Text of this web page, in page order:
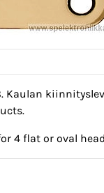
Kaulan
4 flat or oval